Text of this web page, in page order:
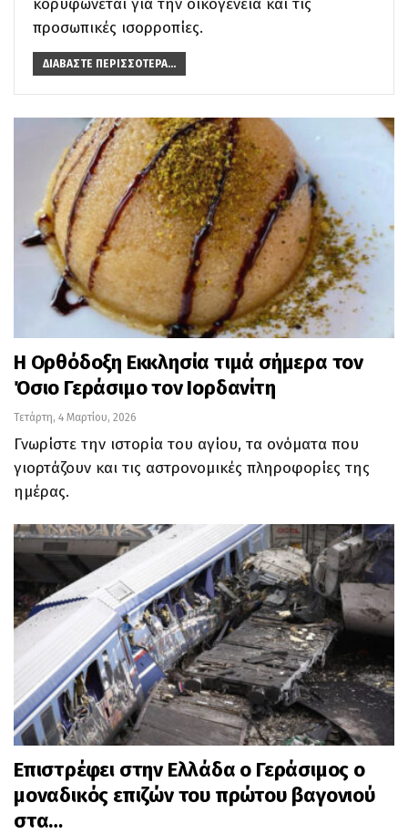
προσωπικές ισορροπίες.
ΔΙΑΒΆΣΤΕ ΠΕΡΙΣΣΌΤΕΡΑ...
Η Ορθόδοξη Εκκλησία τιμά σήμερα τον
Όσιο Γεράσιμο τον Ιορδανίτη
Τετάρτη, 4 Μαρτίου, 2026
Γνωρίστε την ιστορία του αγίου, τα ονόματα που
γιορτάζουν και τις αστρονομικές πληροφορίες της
ημέρας.
Επιστρέφει στην Ελλάδα ο Γεράσιμος ο
μοναδικός επιζών του πρώτου βαγονιού
στα…